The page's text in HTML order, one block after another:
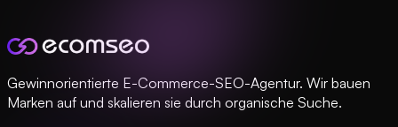
Gewinnorientierte E-Commerce-SEO-Agentur. Wir bauen
Marken auf und skalieren sie durch organische Suche.